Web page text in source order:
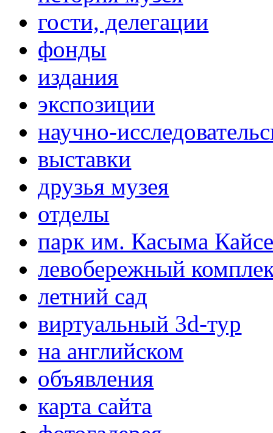
гости, делегации
фонды
издания
экспозиции
научно-
выставки
друзья музея
отделы
парк им. Касыма
левобережный
летний сад
виртуальный 3d-тур
на английском
объявления
карта сайта